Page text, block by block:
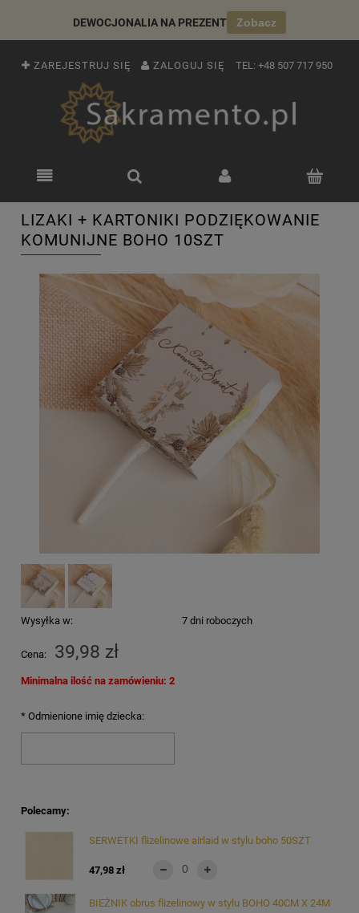
DEWOCJONALIA NA PREZENT Zobacz
ZAREJESTRUJ SIĘ ZALOGUJ SIĘ TEL: +48 507 717 950
LIZAKI + KARTONIKI PODZIĘKOWANIE
KOMUNIJNE BOHO 10SZT
Wysyłka w: 7 dni roboczych
Cena: 39,98 zł
Minimalna ilość na zamówieniu: 2
* Odmienione imię dziecka:
Polecamy:
BIEŻNIK obrus flizelinowy w stylu BOHO 40CM X 24M
SERWETKI flizelinowe airlaid w stylu boho 50SZT
47,98 zł